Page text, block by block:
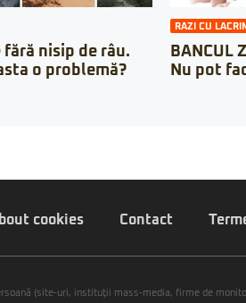
fără nisip de râu.
o problemă?
RAZI CU
BANCUL
Nu pot
cookies Contact
(site-uri, instituţii mass-media, firme de